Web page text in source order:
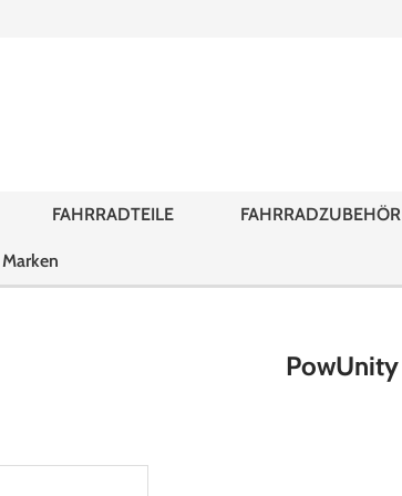
FAHRRADTEILE FAHRRADZUBEHÖR
Marken
PowUnity